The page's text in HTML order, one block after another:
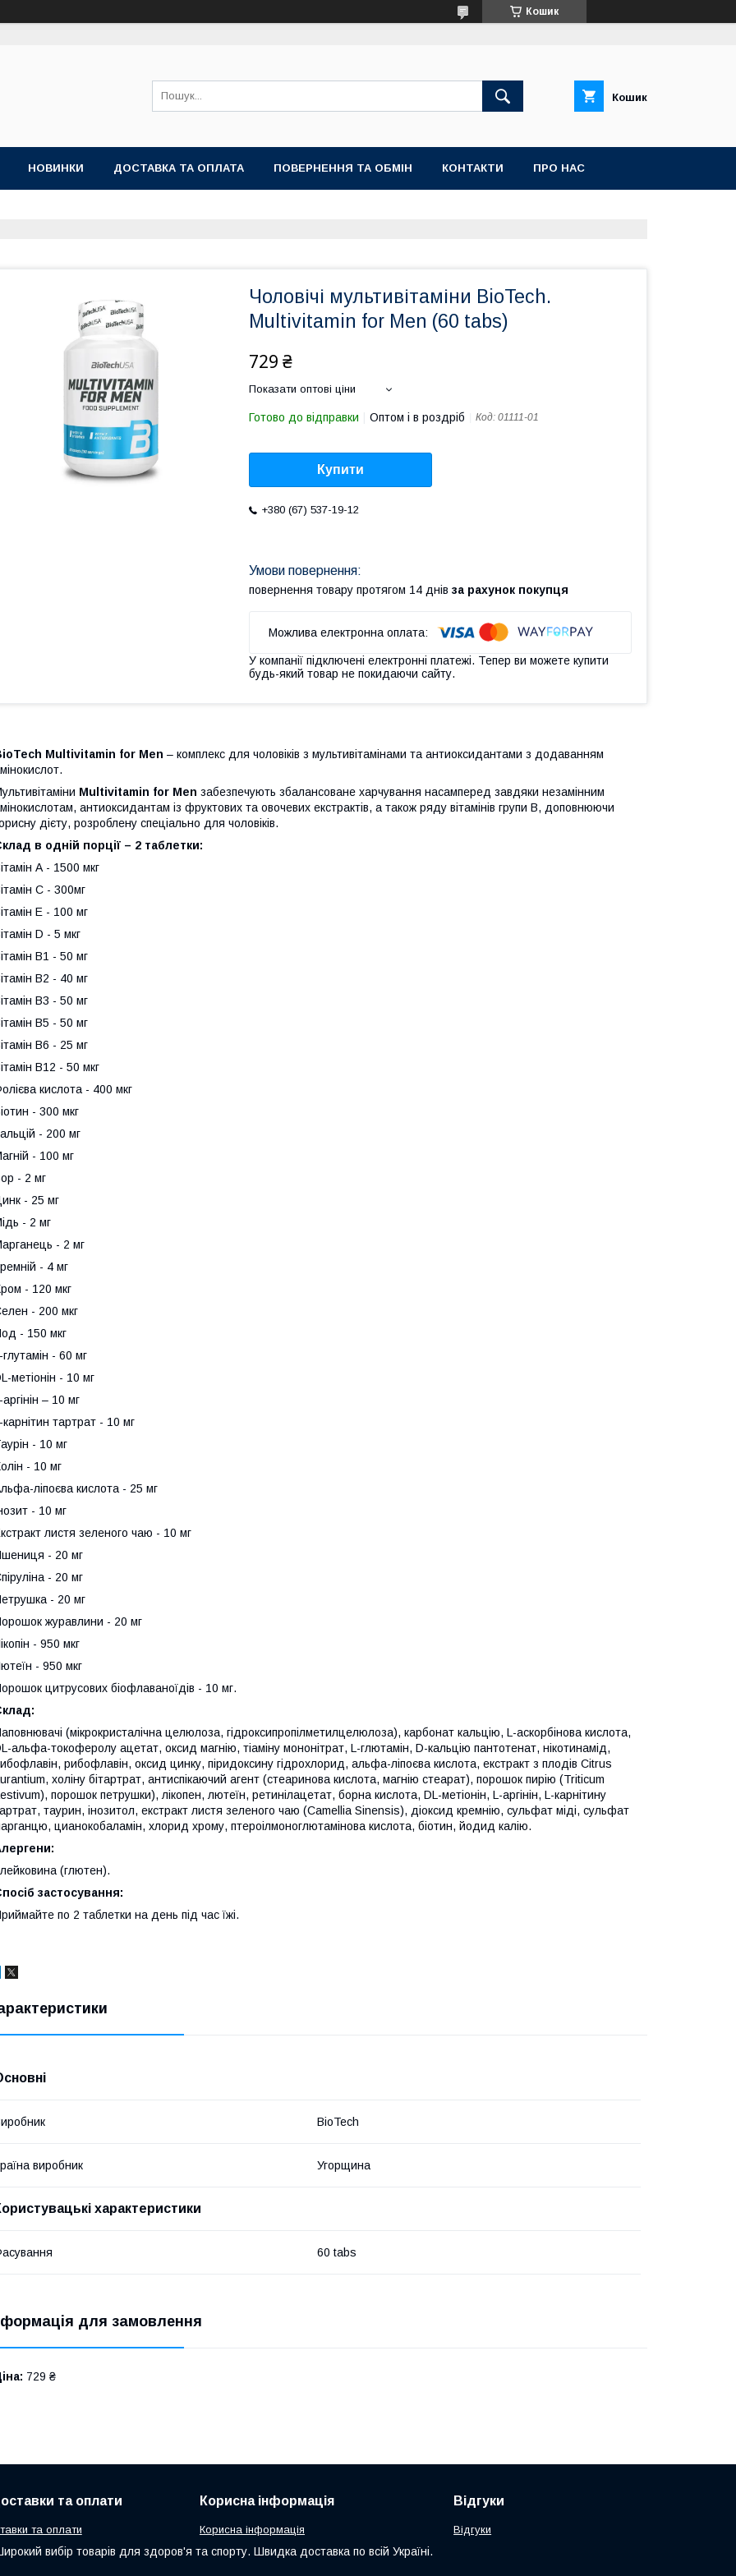
Кошик
Кошик
НОВИНКИ ДОСТАВКА ТА ОПЛАТА ПОВЕРНЕННЯ ТА ОБМІН КОНТАКТИ ПРО НАС
Чоловічі мультивітаміни BioTech.
Multivitamin for Men (60 tabs)
729 ₴
Показати оптові ціни
Готово до відправки Оптом і в роздріб Код: 01111-01
Купити
+380 (67) 537-19-12
повернення товару протягом 14 днів за рахунок покупця
У компанії підключені електронні платежі. Тепер ви можете купити
будь-який товар не покидаючи сайту.
Multivitamin for Men – комплекс для чоловіків з мультивітамінами та антиоксидантами з додаванням
Multivitamin for Men забезпечують збалансоване харчування насамперед завдяки незамінним
антиоксидантам із фруктових та овочевих екстрактів, а також ряду вітамінів групи B, доповнюючи
дієту, розроблену спеціально для чоловіків.
в одній порції – 2 таблетки:
А - 1500 мкг
С - 300мг
Е - 100 мг
D - 5 мкг
В1 - 50 мг
В2 - 40 мг
В3 - 50 мг
В5 - 50 мг
В6 - 25 мг
В12 - 50 мкг
кислота - 400 мкг
- 300 мкг
- 200 мг
- 100 мг
- 2 мг
- 25 мг
- 2 мг
- 2 мг
- 4 мг
- 120 мкг
- 200 мкг
- 150 мкг
глутамін - 60 мг
метіонін - 10 мг
аргінін – 10 мг
карнітин тартрат - 10 мг
- 10 мг
- 10 мг
ліпоєва кислота - 25 мг
- 10 мг
листя зеленого чаю - 10 мг
- 20 мг
- 20 мг
- 20 мг
журавлини - 20 мг
- 950 мкг
- 950 мкг
цитрусових біофлаваноїдів - 10 мг.
(мікрокристалічна целюлоза, гідроксипропілметилцелюлоза), карбонат кальцію, L-аскорбінова кислота,
альфа-токоферолу ацетат, оксид магнію, тіаміну мононітрат, L-глютамін, D-кальцію пантотенат, нікотинамід,
рибофлавін, оксид цинку, піридоксину гідрохлорид, альфа-ліпоєва кислота, екстракт з плодів Citrus
холіну бітартрат, антиспікаючий агент (стеаринова кислота, магнію стеарат), порошок пирію (Triticum
порошок петрушки), лікопен, лютеїн, ретинілацетат, борна кислота, DL-метіонін, L-аргінін, L-карнітину
таурин, інозитол, екстракт листя зеленого чаю (Camellia Sinensis), діоксид кремнію, сульфат міді, сульфат
цианокобаламін, хлорид хрому, птероілмоноглютамінова кислота, біотин, йодид калію.
(глютен).
застосування:
по 2 таблетки на день під час їжі.
BioTech
виробник Угорщина
характеристики
60 tabs
для замовлення
729 ₴
та оплати
та оплати
Корисна інформація
Корисна інформація
Відгуки
Відгуки
вибір товарів для здоров'я та спорту. Швидка доставка по всій Україні.